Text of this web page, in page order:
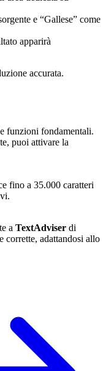
e “Gallese” come
apparirà
accurata.
funzioni fondamentali.
puoi attivare la
fino a 35.000 caratteri
a TextAdviser di
corrette, adattandosi allo